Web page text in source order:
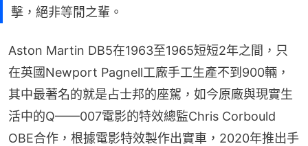
擊，絕非等閒之輩。
Aston Martin DB5在1963至1965短短2年之間，只
在英國Newport Pagnell工廠手工生產不到900輛，
其中最著名的就是占士邦的座駕，如今原廠與現實生
活中的Q——007電影的特效總監Chris Corbould
OBE合作，根據電影特效製作出實車，2020年推出手